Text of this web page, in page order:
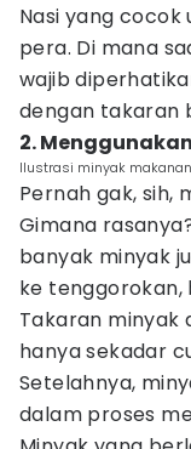
Nasi yang cocok
pera. Di mana
wajib
dengan takaran
2.
Ilustrasi minyak
Pernah gak, sih,
Gimana
banyak minyak
ke tenggorokan,
Takaran minyak
hanya sekadar
Setelahnya,
dalam proses